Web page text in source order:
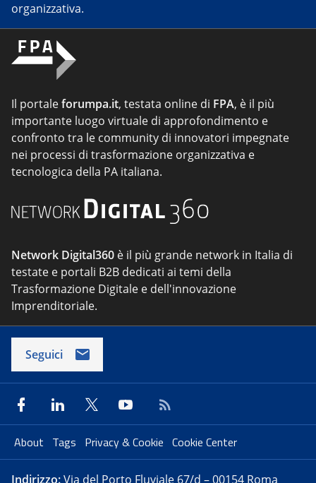
organizzativa.
Il portaleforumpa.it, testata online di FPA, è il più
importante luogo virtuale di approfondimento e
confronto tra le community di innovatori impegnate
nei processi di trasformazione organizzativa e
tecnologica della PA italiana.
Network Digital360 è il più grande network in Italia di
testate e portali B2B dedicati ai temi della
Trasformazione Digitale e dell'innovazione
Imprenditoriale.
Seguici
About Tags Privacy & Cookie Cookie Center
Indirizzo:Via del Porto Fluviale 67/d – 00154 Roma